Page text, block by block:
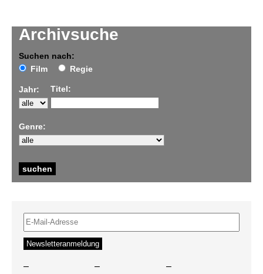
Archivsuche
Suchen nach:
Film
Regie
Jahr: Titel:
Genre:
– – –